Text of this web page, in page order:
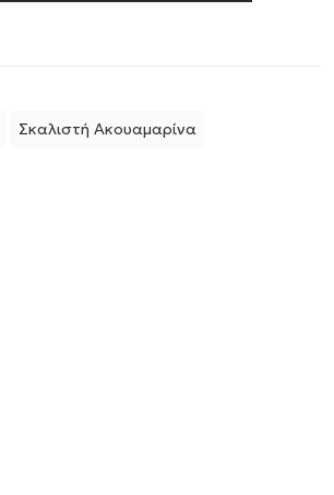
Σκαλιστή Ακουαμαρίνα